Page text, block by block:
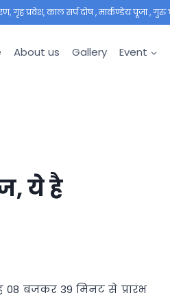
गृह प्रवेश, काल सर्प दोष , मार्कण्डेय पूजा , गुरु
About us Gallery Event
ये है
08 बजकर 39 मिनट से प्रारंभ